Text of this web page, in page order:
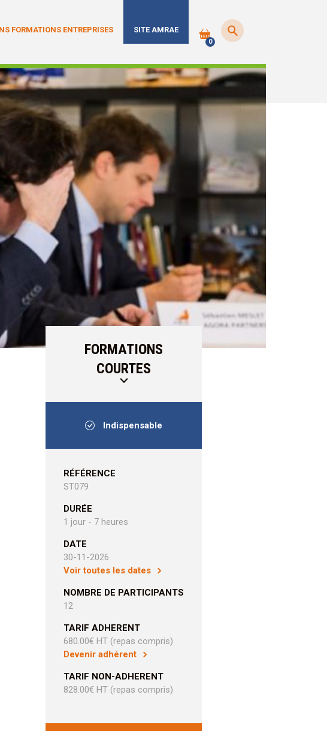
FORMATIONS ENTREPRISES SITE AMRAE
0
FORMATIONS
COURTES
Indispensable
RÉFÉRENCE
ST079
DURÉE
1 jour - 7 heures
DATE
30-11-2026
Voir toutes les dates
NOMBRE DE PARTICIPANTS
12
TARIF ADHERENT
680.00€ HT (repas compris)
Devenir adhérent
TARIF NON-ADHERENT
828.00€ HT (repas compris)